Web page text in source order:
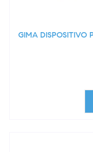
GIMA DISPOSITIVO